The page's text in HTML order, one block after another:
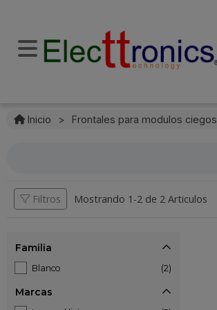
Inicio > Frontales para modulos ciegos
Filtros Mostrando 1-2 de 2 Articulos
Familia
Blanco (2)
Marcas